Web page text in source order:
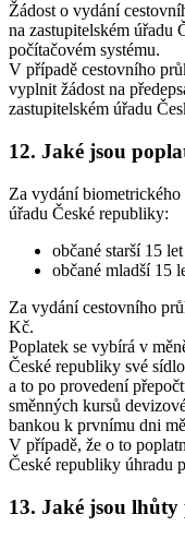
Žádost o vydání
na zastupitelském úřadu
počítačovém systému.
V případě cestovního
vyplnit žádost na
zastupitelském úřadu
12. Jaké jsou
Za vydání biometrického
úřadu České republiky:
občané starší 15
občané mladší 15
Za vydání cestovního
Kč.
Poplatek se vybírá v
České republiky své
a to po provedení
směnných kursů
bankou k prvnímu dni
V případě, že o to
České republiky úhradu
13. Jaké jsou